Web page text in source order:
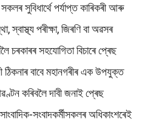
সকলৰ সুবিধাৰ্থে পর্যাপ্ত কাৰিকৰী আৰু
স্বাস্থ্য পৰীক্ষা, জিৰণি বা অৱসৰ
চৰকাৰৰ সহযোগিতা বিচাৰে প্ৰেছ
ঠিকনাৰ বাবে মহানগৰীৰ এক উপযুক্ত
কৰিবলৈ দাবী জনাই প্ৰেছ
সংবাদকৰ্মীসকলৰ অধিকাংশৰেই